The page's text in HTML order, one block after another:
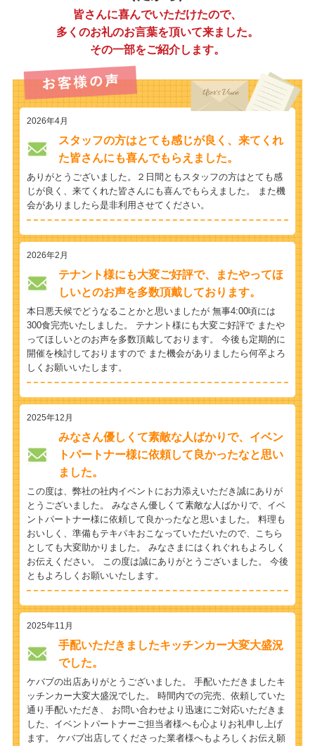
皆さんに喜んでいただけたので、
多くのお礼のお言葉を頂いて来ました。
その一部をご紹介します。
2026年4月
スタッフの方はとても感じが良く、来てくれ
た皆さんにも喜んでもらえました。
ありがとうございました。２日間ともスタッフの方はとても感
じが良く、来てくれた皆さんにも喜んでもらえました。 また機
会がありましたら是非利用させてください。
2026年2月
テナント様にも大変ご好評で、またやってほ
しいとのお声を多数頂戴しております。
本日悪天候でどうなることかと思いましたが 無事4:00頃には
300食完売いたしました。 テナント様にも大変ご好評で またや
ってほしいとのお声を多数頂戴しております。 今後も定期的に
開催を検討しておりますので また機会がありましたら何卒よろ
しくお願いいたします。
2025年12月
みなさん優しくて素敵な人ばかりで、イベン
トパートナー様に依頼して良かったなと思い
ました。
この度は、弊社の社内イベントにお力添えいただき誠にありが
とうございました。 みなさん優しくて素敵な人ばかりで、イベ
ントパートナー様に依頼して良かったなと思いました。 料理も
おいしく、準備もテキパキおこなっていただいたので、こちら
としても大変助かりました。 みなさまにはくれぐれもよろしく
お伝えください。 この度は誠にありがとうございました。 今後
ともよろしくお願いいたします。
2025年11月
手配いただきましたキッチンカー大変大盛況
でした。
ケバブの出店ありがとうございました。 手配いただきましたキ
ッチンカー大変大盛況でした。 時間内での完売、依頼していた
通り手配いただき、 お問い合わせより迅速にご対応いただきま
した、イベントパートナーご担当者様へも心よりお礼申し上げ
ます。 ケバブ出店してくださった業者様へもよろしくお伝え願